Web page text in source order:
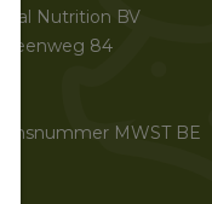
Nutrition BV
84
MWST BE